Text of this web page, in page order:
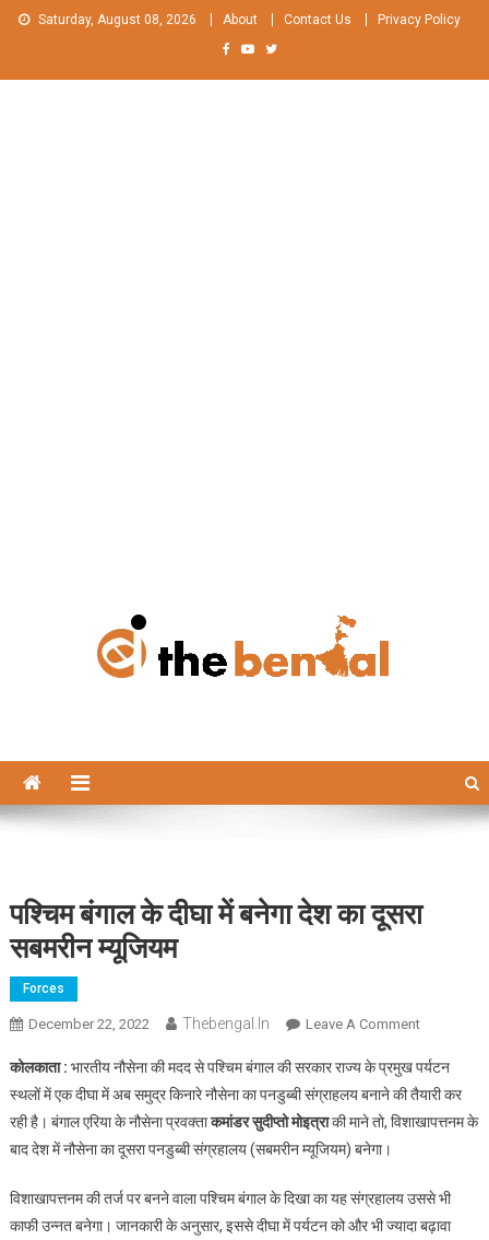
Skip
Saturday, August 08, 2026 About Contact Us Privacy Policy
पश्चिम बंगाल के दीघा में बनेगा देश का दूसरा
सबमरीन म्यूजियम
Forces
December 22, 2022 Thebengal.in Leave A CommentOn
बंगाल
के
दीघा
देश
का
कोलकाता : भारतीय नौसेना की मदद से पश्चिम बंगाल की सरकार राज्य के प्रमुख पर्यटन
स्थलों में एक दीघा में अब समुद्र किनारे नौसेना का पनडुब्बी संग्राहलय बनाने की तैयारी कर
रही है। बंगाल एरिया के नौसेना प्रवक्ताकमांडर सुदीप्तो मोइत्राकी माने तो, विशाखापत्तनम के
बाद देश में नौसेना का दूसरा पनडुब्बी संग्रहालय (सबमरीन म्यूजियम) बनेगा।
विशाखापत्तनम की तर्ज पर बनने वाला पश्चिम बंगाल के दिखा का यह संग्रहालय उससे भी
काफी उन्नत बनेगा। जानकारी के अनुसार, इससे दीघा में पर्यटन को और भी ज्यादा बढ़ावा